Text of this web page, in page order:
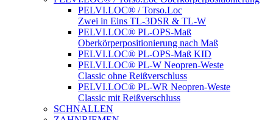
PELVI.LOC® / Torso.Loc
Zwei in Eins TL-3DSR & TL-W
PELVI.LOC® PL-OPS-Maß
Oberkörperpositionierung nach Maß
PELVI.LOC® PL-OPS-Maß KID
PELVI.LOC® PL-W Neopren-Weste
Classic ohne Reißverschluss
PELVI.LOC® PL-WR Neopren-Weste
Classic mit Reißverschluss
SCHNALLEN